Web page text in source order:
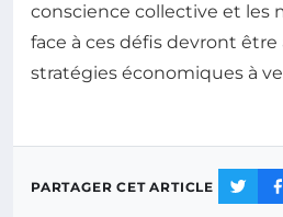
conscience collective et les
face à ces défis devront
stratégies économiques à
PARTAGER CET ARTICLE